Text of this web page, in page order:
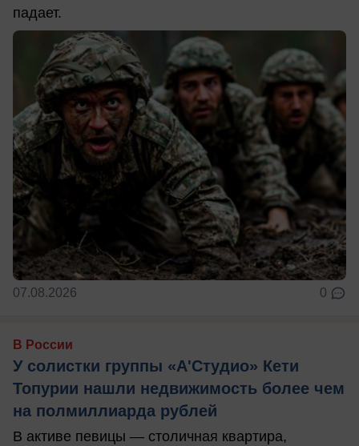
падает.
07.08.2026 0
В России
У солистки группы «А'Студио» Кети
Топурии нашли недвижимость более чем
на полмиллиарда рублей
В активе певицы — столичная квартира,